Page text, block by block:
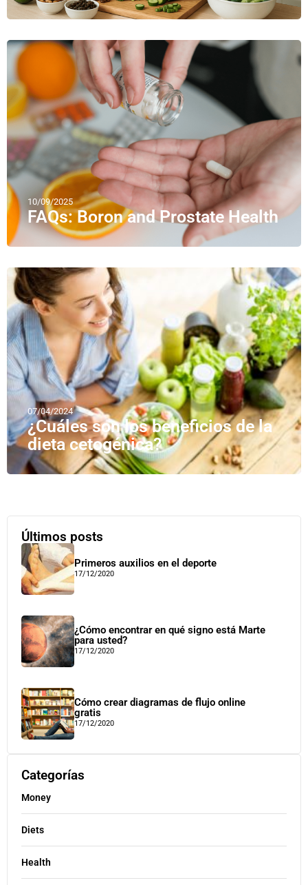
10/09/2025
FAQs: Boron and Prostate Health
07/04/2024
¿Cuáles son los beneficios de la
dieta cetogénica?
Últimos posts
Primeros auxilios en el deporte
17/12/2020
¿Cómo encontrar en qué signo está Marte
para usted?
17/12/2020
Cómo crear diagramas de flujo online
gratis
17/12/2020
Categorías
Money
Diets
Health